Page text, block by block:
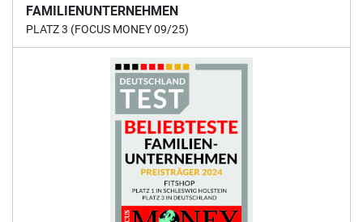
FAMILIENUNTERNEHMEN
PLATZ 3 (FOCUS MONEY 09/25)